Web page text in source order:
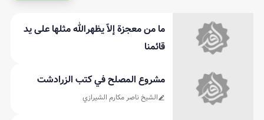
ما من معجزة إلاّ يظهرالله مثلها على يد
قائمنا
مشروع المصلح في كتب الزرادشت
الشیخ ناصر مکارم الشیرازي